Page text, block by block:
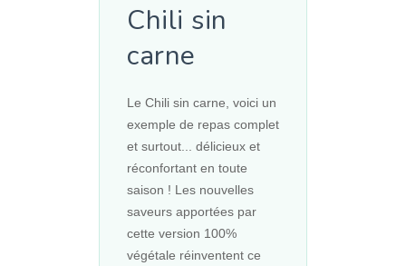
Chili sin
carne
Le Chili sin carne, voici un
exemple de repas complet
et surtout... délicieux et
réconfortant en toute
saison ! Les nouvelles
saveurs apportées par
cette version 100%
végétale réinventent ce